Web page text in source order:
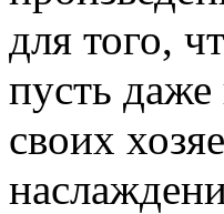
для того,
пусть
своих